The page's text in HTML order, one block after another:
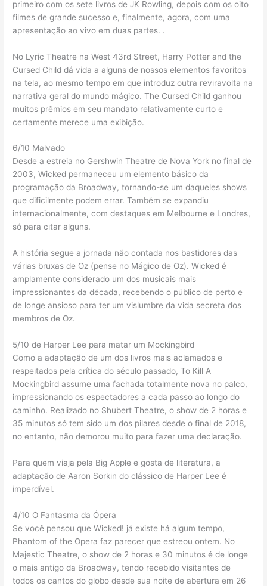
primeiro com os sete livros de JK Rowling, depois com os oito
filmes de grande sucesso e, finalmente, agora, com uma
apresentação ao vivo em duas partes. .
No Lyric Theatre na West 43rd Street, Harry Potter and the
Cursed Child dá vida a alguns de nossos elementos favoritos
na tela, ao mesmo tempo em que introduz outra reviravolta na
narrativa geral do mundo mágico. The Cursed Child ganhou
muitos prêmios em seu mandato relativamente curto e
certamente merece uma exibição.
6/10 Malvado
Desde a estreia no Gershwin Theatre de Nova York no final de
2003, Wicked permaneceu um elemento básico da
programação da Broadway, tornando-se um daqueles shows
que dificilmente podem errar. Também se expandiu
internacionalmente, com destaques em Melbourne e Londres,
só para citar alguns.
A história segue a jornada não contada nos bastidores das
várias bruxas de Oz (pense no Mágico de Oz). Wicked é
amplamente considerado um dos musicais mais
impressionantes da década, recebendo o público de perto e
de longe ansioso para ter um vislumbre da vida secreta dos
membros de Oz.
5/10 de Harper Lee para matar um Mockingbird
Como a adaptação de um dos livros mais aclamados e
respeitados pela crítica do século passado, To Kill A
Mockingbird assume uma fachada totalmente nova no palco,
impressionando os espectadores a cada passo ao longo do
caminho. Realizado no Shubert Theatre, o show de 2 horas e
35 minutos só tem sido um dos pilares desde o final de 2018,
no entanto, não demorou muito para fazer uma declaração.
Para quem viaja pela Big Apple e gosta de literatura, a
adaptação de Aaron Sorkin do clássico de Harper Lee é
imperdível.
4/10 O Fantasma da Ópera
Se você pensou que Wicked! já existe há algum tempo,
Phantom of the Opera faz parecer que estreou ontem. No
Majestic Theatre, o show de 2 horas e 30 minutos é de longe
o mais antigo da Broadway, tendo recebido visitantes de
todos os cantos do globo desde sua noite de abertura em 26